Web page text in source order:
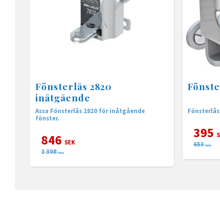
Fönsterlås 2820
inåtgående
Assa Fönsterlås 2820 för inåtgående
fönster.
846 SEK
1 308 SEK
395
653 SEK